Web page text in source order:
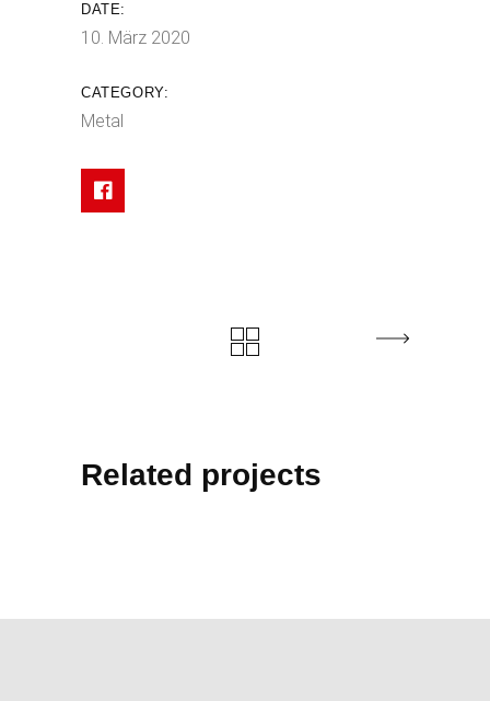
DATE:
10. März 2020
CATEGORY:
Metal
Related projects